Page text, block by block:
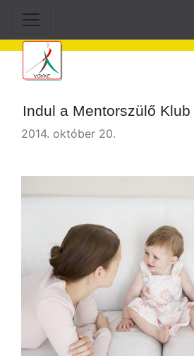
Indul a Mentorszülő
2014. október 20.